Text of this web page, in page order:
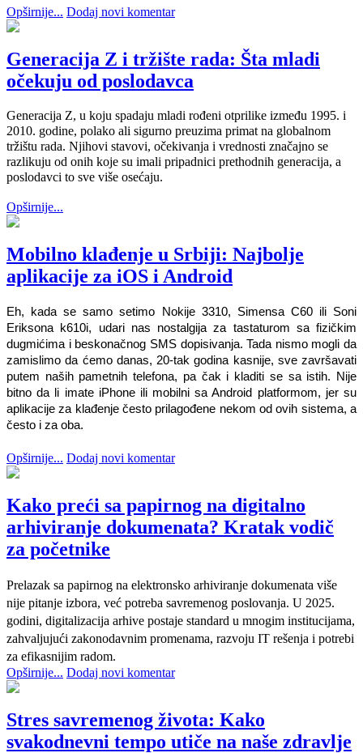
Opširnije... Dodaj novi komentar
Generacija Z i tržište rada: Šta mladi
očekuju od poslodavca
Generacija Z, u koju spadaju mladi rođeni otprilike između 1995. i
2010. godine, polako ali sigurno preuzima primat na globalnom
tržištu rada. Njihovi stavovi, očekivanja i vrednosti značajno se
razlikuju od onih koje su imali pripadnici prethodnih generacija, a
poslodavci to sve više osećaju.
Opširnije...
Mobilno klađenje u Srbiji: Najbolje
aplikacije za iOS i Android
Eh, kada se samo setimo Nokije 3310, Simensa C60 ili Soni
Eriksona k610i, udari nas nostalgija za tastaturom sa fizičkim
dugmićima i beskonačnog SMS dopisivanja. Tada nismo mogli da
zamislimo da ćemo danas, 20-tak godina kasnije, sve završavati
putem naših pametnih telefona, pa čak i kladiti se sa istih. Nije
bitno da li imate iPhone ili mobilni sa Android platformom, jer su
aplikacije za klađenje često prilagođene nekom od ovih sistema, a
često i za oba.
Opširnije... Dodaj novi komentar
Kako preći sa papirnog na digitalno
arhiviranje dokumenata? Kratak vodič
za početnike
Prelazak sa papirnog na elektronsko arhiviranje dokumenata više
nije pitanje izbora, već potreba savremenog poslovanja. U 2025.
godini, digitalizacija arhive postaje standard u mnogim institucijama,
zahvaljujući zakonodavnim promenama, razvoju IT rešenja i potrebi
za efikasnijim radom.
Opširnije... Dodaj novi komentar
Stres savremenog života: Kako
svakodnevni tempo utiče na naše zdravlje